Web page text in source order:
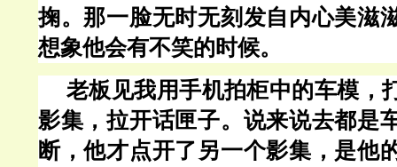
掬。那一脸无时无刻发自内心美滋
想象他会有不笑的时候。
老板见我用手机拍柜中的车模，
影集，拉开话匣子。说来说去都是
断，他才点开了另一个影集，是他